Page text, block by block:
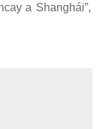
a Shanghái”,